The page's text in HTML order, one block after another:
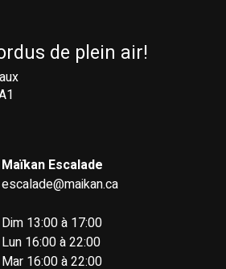
de plein air!
Maïkan Escalade
escalade@maikan.ca
Dim 13:00 à 17:00
Lun 16:00 à 22:00
Mar 16:00 à 22:00